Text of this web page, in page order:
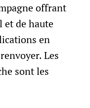
offrant
et de haute
en
Les
sont les